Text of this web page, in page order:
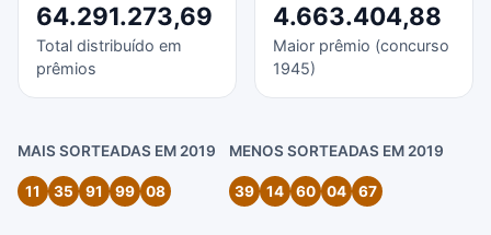
64.291.273,69
Total distribuído em
prêmios
4.663.404,88
Maior prêmio (concurso
1945)
MAIS SORTEADAS EM 2019
11 35 91 99 08
MENOS SORTEADAS EM 2019
39 14 60 04 67